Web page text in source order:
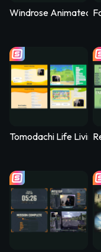
Windrose Animated
Tomodachi Life